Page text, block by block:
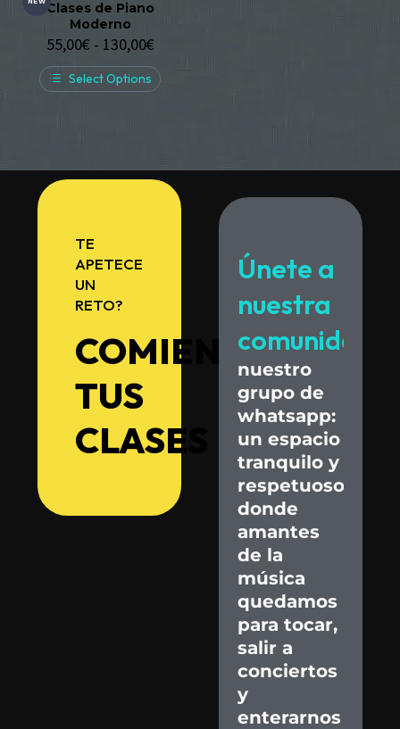
Clases de Piano
Moderno
55,00€ - 130,00€
Select Options
TE
APETECE
UN
RETO?
COMIENZA
TUS
CLASES
Únete a
nuestra
comunidad.
nuestro
grupo de
whatsapp:
un espacio
tranquilo y
respetuoso
donde
amantes
de la
música
quedamos
para tocar,
salir a
conciertos
y
enterarnos